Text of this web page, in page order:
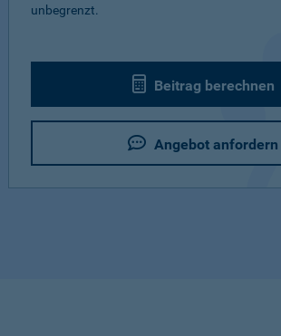
unbegrenzt.
Beitrag berechnen
Angebot anfordern